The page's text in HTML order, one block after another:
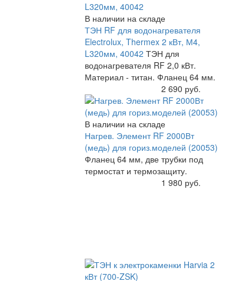
В наличии на складе
ТЭН RF для водонагревателя
Electrolux, Thermex 2 кВт, М4,
L320мм, 40042 ТЭН для
водонагревателя RF 2,0 кВт.
Материал - титан. Фланец 64 мм.
2 690 руб.
В наличии на складе
Нагрев. Элемент RF 2000Вт
(медь) для гориз.моделей (20053)
Фланец 64 мм, две трубки под
термостат и термозащиту.
1 980 руб.